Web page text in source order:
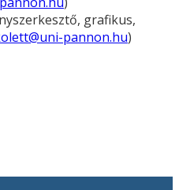
grafikus,
pannon.hu)